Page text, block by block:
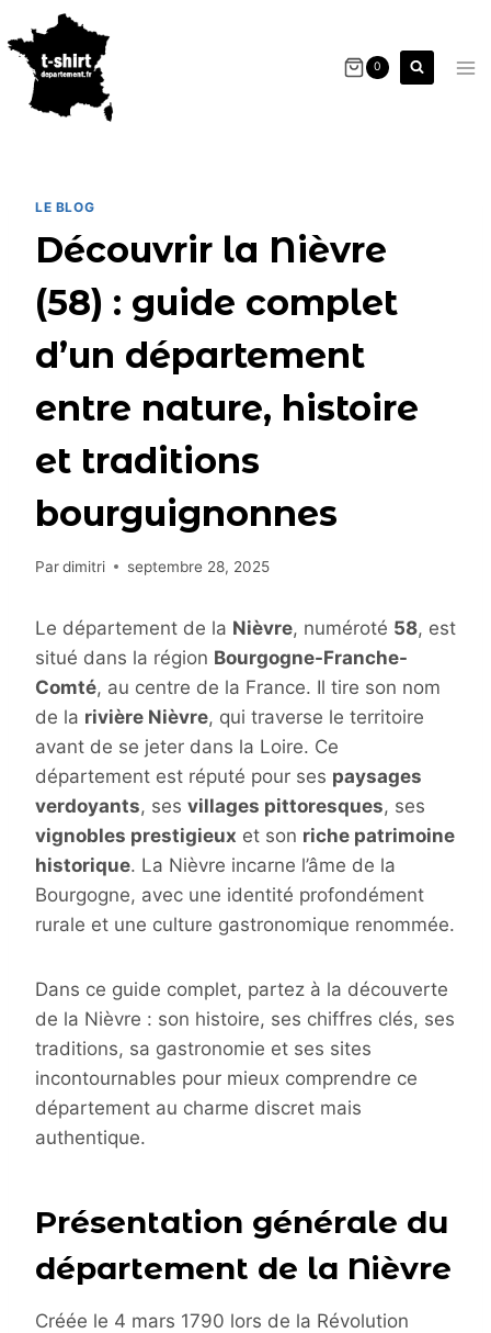
0
LE BLOG
Découvrir la Nièvre
(58) : guide complet
d’un département
entre nature, histoire
et traditions
bourguignonnes
Pardimitri septembre 28, 2025
Le département de la Nièvre, numéroté 58, est
situé dans la région Bourgogne-Franche-
Comté, au centre de la France. Il tire son nom
de la rivière Nièvre, qui traverse le territoire
avant de se jeter dans la Loire. Ce
département est réputé pour ses paysages
verdoyants, ses villages pittoresques, ses
vignobles prestigieux et son riche patrimoine
historique. La Nièvre incarne l’âme de la
Bourgogne, avec une identité profondément
rurale et une culture gastronomique renommée.
Dans ce guide complet, partez à la découverte
de la Nièvre : son histoire, ses chiffres clés, ses
traditions, sa gastronomie et ses sites
incontournables pour mieux comprendre ce
département au charme discret mais
authentique.
Présentation générale du
département de la Nièvre
Créée le 4 mars 1790 lors de la Révolution